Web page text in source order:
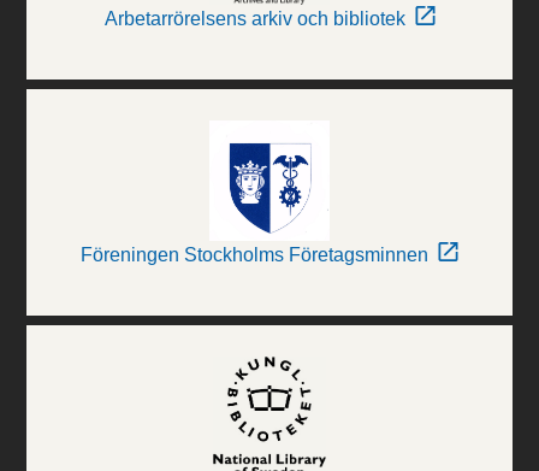
Arbetarrörelsens arkiv och bibliotek
Föreningen Stockholms Företagsminnen